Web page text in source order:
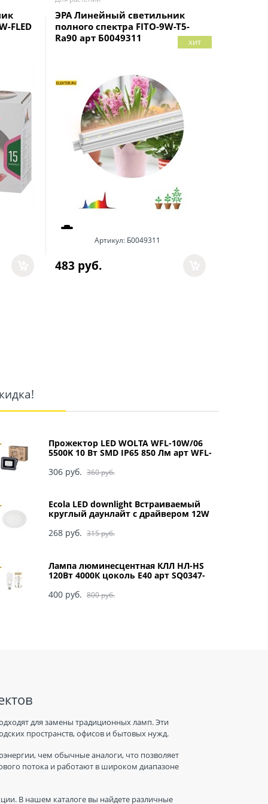
FLED
ЭРА Линейный светильник
полного спектра FITO-9W-T5-
Ra90 арт Б0049311
Артикул: Б0049311
хит
483 руб.
Прожектор LED WOLTA WFL-10W/06
5500K 10 Вт SMD IP65 850 Лм арт WFL-
360 руб.
306 руб.
Ecola LED downlight Встраиваемый
круглый даунлайт с драйвером 12W
315 руб.
268 руб.
Лампа люминесцентная КЛЛ НЛ-HS
120Вт 4000К цоколь Е40 арт SQ0347-
800 руб.
400 руб.
для замены традиционных ламп. Эти
пространств, офисов и бытовых нужд.
чем обычные аналоги, что позволяет
потока и работают в широком диапазоне
В нашем каталоге вы найдете различные